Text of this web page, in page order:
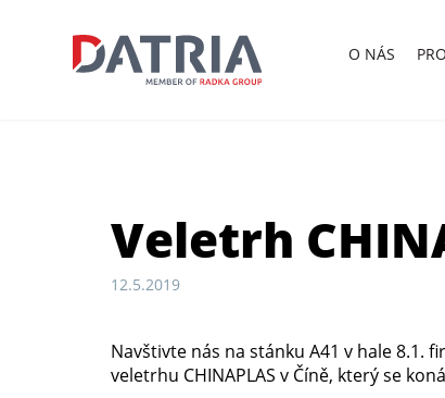
O NÁS
Veletrh
12.5.2019
Navštivte nás na stánku A41 v hale 8.1.
veletrhu CHINAPLAS v Číně, který se